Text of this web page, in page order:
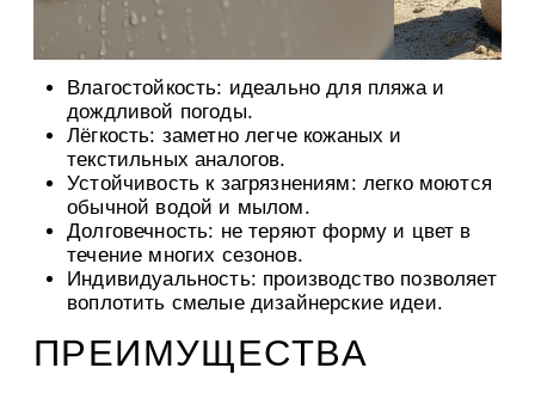
Влагостойкость: идеально для пляжа и
дождливой погоды.
Лёгкость: заметно легче кожаных и
текстильных аналогов.
Устойчивость к загрязнениям: легко моются
обычной водой и мылом.
Долговечность: не теряют форму и цвет в
течение многих сезонов.
Индивидуальность: производство позволяет
воплотить смелые дизайнерские идеи.
ПРЕИМУЩЕСТВА